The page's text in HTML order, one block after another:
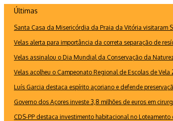
conteúdo
Últimas
Santa Casa da Misericórdia da Praia da Vitória visitaram
Velas alerta para importância da correta separação de
Velas assinalou o Dia Mundial da Conservação da
Velas acolheu o Campeonato Regional de Escolas de Vela
Luís Garcia destaca espírito açoriano e defende
Governo dos Açores investe 3,8 milhões de euros em
CDS-PP destaca investimento habitacional no